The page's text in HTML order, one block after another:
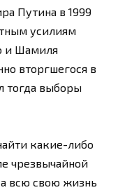
Путина в 1999
усилиям
и Шамиля
вторгшегося в
тогда выборы
какие-либо
чрезвычайной
всю свою жизнь